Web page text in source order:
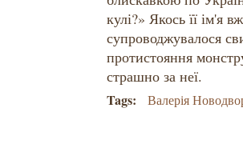
кулі?» Якось її ім'я
супроводжувалося
протистояння
страшно за неї.
Tags: Валерія